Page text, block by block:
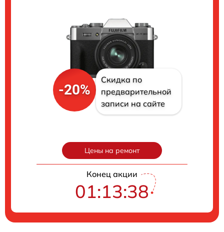
-20%
Скидка по
предварительной
записи на сайте
Цены на ремонт
Конец акции
01:13:37